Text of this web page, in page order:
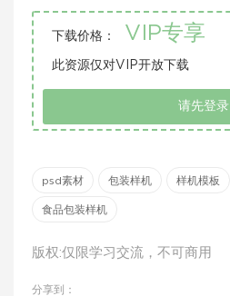
下载价格： VIP专享
此资源仅对VIP开放下载
请先登录
psd素材 包装样机 样机模板
食品包装样机
版权:仅限学习交流，不可商用
分享到：